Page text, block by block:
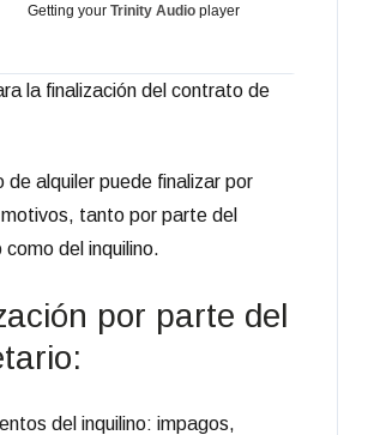
Getting yourTrinity Audio player
la finalización del contrato de
de alquiler puede finalizar por
tanto por parte del
del inquilino.
por parte del
del inquilino: impagos,